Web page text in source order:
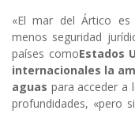
«El mar del Ártico
menos seguridad
países comoEstados
internacionales la
aguas para acceder a
profundidades, «pero